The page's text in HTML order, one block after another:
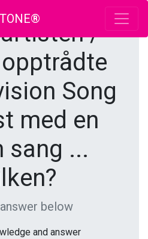
/
Song
med en
sang ...
below
and answer